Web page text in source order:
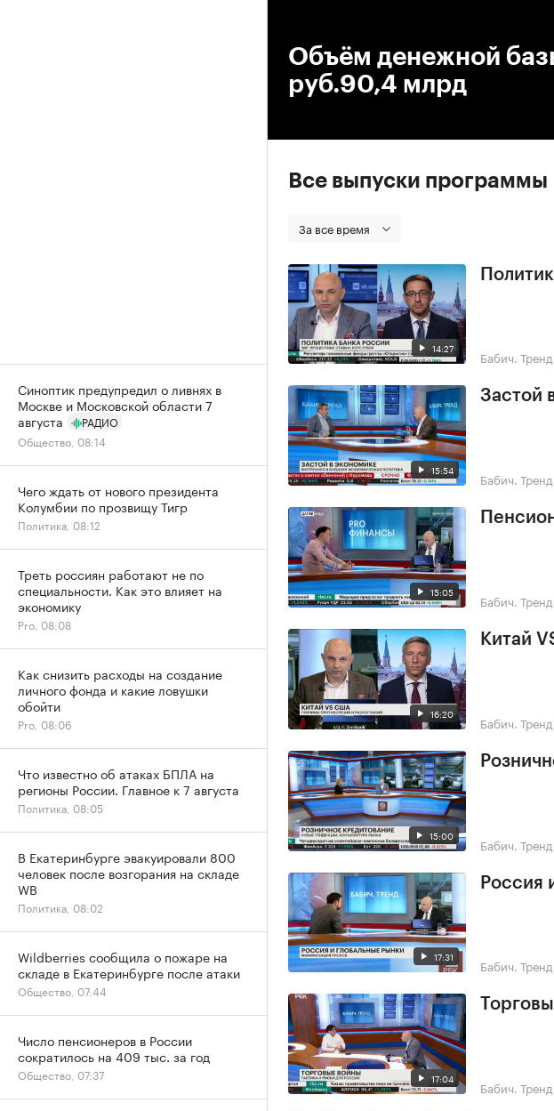
Объём денежной
руб.90,4 млрд
Все выпуски программы
За все время
14:27 Бабич. Тренд
15:54
Застой
Бабич. Тренд
15:05 Бабич. Тренд
16:20
Китай
Бабич. Тренд
15:00 Бабич. Тренд
17:31
Россия
Бабич. Тренд
17:04 Бабич. Тренд
Синоптик предупредил о ливнях в
Москве и Московской области 7
августа
РАДИО
Общество, 08:14
Чего ждать от нового президента
Колумбии по прозвищу Тигр
Политика, 08:12
Треть россиян работают не по
специальности. Как это влияет на
экономику
Pro, 08:08
Как снизить расходы на создание
личного фонда и какие ловушки
обойти
Pro, 08:06
Что известно об атаках БПЛА на
регионы России. Главное к 7 августа
Политика, 08:05
В Екатеринбурге эвакуировали 800
человек после возгорания на складе
WB
Политика, 08:02
Wildberries сообщила о пожаре на
складе в Екатеринбурге после атаки
Общество, 07:44
Число пенсионеров в России
сократилось на 409 тыс. за год
Общество, 07:37